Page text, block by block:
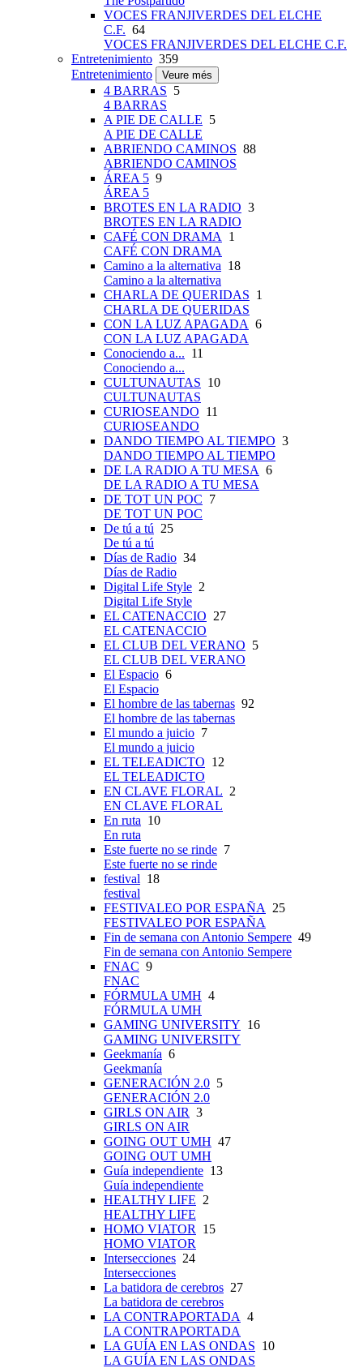
VOCES FRANJIVERDES DEL ELCHE
C.F. 64
VOCES FRANJIVERDES DEL ELCHE C.F.
Entretenimiento 359
Entretenimiento
Veure més
4 BARRAS 5
4 BARRAS
A PIE DE CALLE 5
A PIE DE CALLE
ABRIENDO CAMINOS 88
ABRIENDO CAMINOS
ÁREA 5 9
ÁREA 5
BROTES EN LA RADIO 3
BROTES EN LA RADIO
CAFÉ CON DRAMA
1
CAFÉ CON DRAMA
Camino a la alternativa 18
Camino a la alternativa
CHARLA DE QUERIDAS 1
CHARLA DE QUERIDAS
CON LA LUZ APAGADA 6
CON LA LUZ APAGADA
Conociendo a... 11
Conociendo a...
CULTUNAUTAS 10
CULTUNAUTAS
CURIOSEANDO 11
CURIOSEANDO
DANDO TIEMPO AL TIEMPO 3
DANDO TIEMPO AL TIEMPO
DE LA RADIO A TU MESA 6
DE LA RADIO A TU MESA
DE TOT UN POC 7
DE TOT UN POC
De tú a tú 25
De tú a tú
Días de Radio 34
Días de Radio
Digital Life Style 2
Digital Life Style
EL CATENACCIO 27
EL CATENACCIO
EL CLUB DEL VERANO 5
EL CLUB DEL VERANO
El Espacio 6
El Espacio
El hombre de las tabernas 92
El hombre de las tabernas
El mundo a juicio 7
El mundo a juicio
EL TELEADICTO 12
EL TELEADICTO
EN CLAVE FLORAL 2
EN CLAVE FLORAL
En ruta 10
En ruta
Este fuerte no se rinde 7
Este fuerte no se rinde
festival 18
festival
FESTIVALEO POR ESPAÑA
25
FESTIVALEO POR ESPAÑA
Fin de semana con Antonio Sempere 49
Fin de semana con Antonio Sempere
FNAC 9
FNAC
FÓRMULA UMH 4
FÓRMULA UMH
GAMING UNIVERSITY 16
GAMING UNIVERSITY
Geekmanía 6
Geekmanía
GENERACIÓN 2.0 5
GENERACIÓN 2.0
GIRLS ON AIR 3
GIRLS ON AIR
GOING OUT UMH 47
GOING OUT UMH
Guía independiente 13
Guía independiente
HEALTHY LIFE 2
HEALTHY LIFE
HOMO VIATOR
15
HOMO VIATOR
Intersecciones 24
Intersecciones
La batidora de cerebros 27
La batidora de cerebros
LA CONTRAPORTADA 4
LA CONTRAPORTADA
LA GUÍA EN LAS ONDAS 10
LA GUÍA EN LAS ONDAS